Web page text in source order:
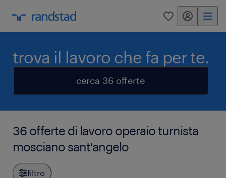
0 my randstad
trova il lavoro che fa per te.
cerca 36 offerte
36 offerte di lavoro operaio turnista
mosciano sant'angelo
filtro